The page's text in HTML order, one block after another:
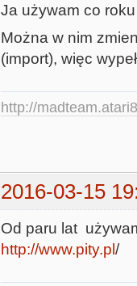
Ja używam co
Można w nim
(import), więc
http://
2016-03-15
Od paru lat
http://www.pity.pl /